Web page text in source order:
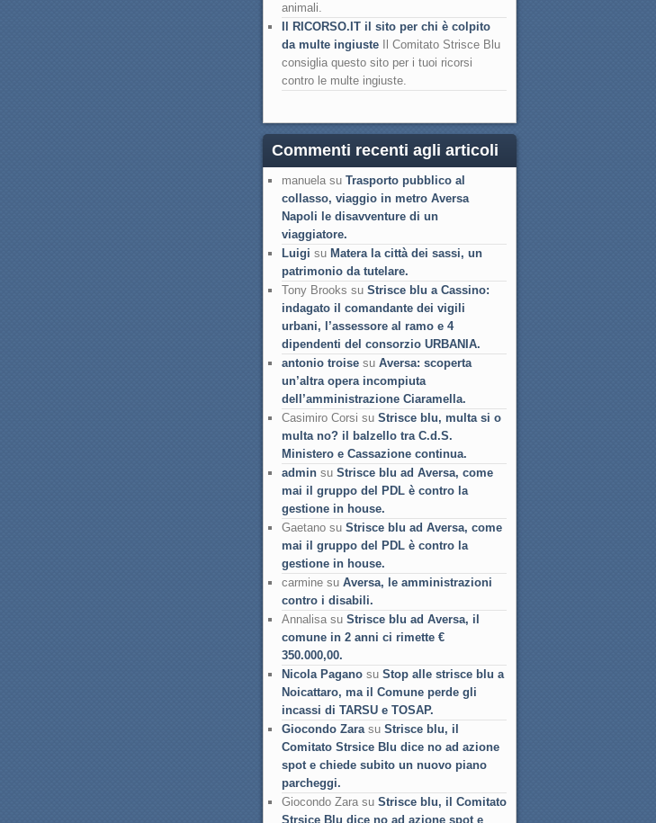
animali.
Il RICORSO.IT il sito per chi è colpito
da multe ingiuste Il Comitato Strisce Blu
consiglia questo sito per i tuoi ricorsi
contro le multe ingiuste.
Commenti recenti agli articoli
manuela su Trasporto pubblico al
collasso, viaggio in metro Aversa
Napoli le disavventure di un
viaggiatore.
Luigi su Matera la città dei sassi, un
patrimonio da tutelare.
Tony Brooks su Strisce blu a Cassino:
indagato il comandante dei vigili
urbani, l’assessore al ramo e 4
dipendenti del consorzio URBANIA.
antonio troise su Aversa: scoperta
un’altra opera incompiuta
dell’amministrazione Ciaramella.
Casimiro Corsi su Strisce blu, multa si o
multa no? il balzello tra C.d.S.
Ministero e Cassazione continua.
admin su Strisce blu ad Aversa, come
mai il gruppo del PDL è contro la
gestione in house.
Gaetano su Strisce blu ad Aversa, come
mai il gruppo del PDL è contro la
gestione in house.
carmine su Aversa, le amministrazioni
contro i disabili.
Annalisa su Strisce blu ad Aversa, il
comune in 2 anni ci rimette €
350.000,00.
Nicola Pagano su Stop alle strisce blu a
Noicattaro, ma il Comune perde gli
incassi di TARSU e TOSAP.
Giocondo Zara su Strisce blu, il
Comitato Strsice Blu dice no ad azione
spot e chiede subito un nuovo piano
parcheggi.
Giocondo Zara su Strisce blu, il Comitato
Strsice Blu dice no ad azione spot e